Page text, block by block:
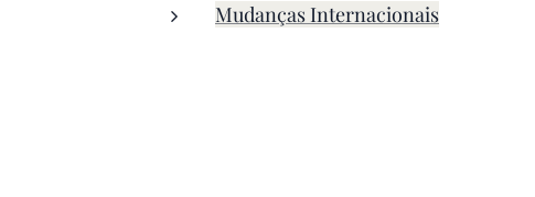
Mudanças Internacionais